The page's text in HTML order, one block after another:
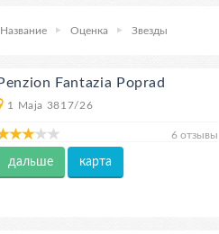
Название Оценка Звезды
Penzion Fantazia Poprad
1 Maja 3817/26
6 отзывы
дальше карта